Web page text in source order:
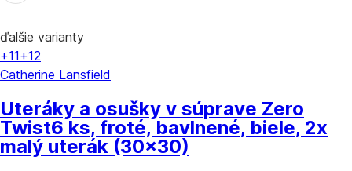
ďalšie varianty
+11+12
Catherine Lansfield
Uteráky a osušky v súprave Zero
Twist6 ks, froté, bavlnené, biele, 2x
malý uterák (30x30)